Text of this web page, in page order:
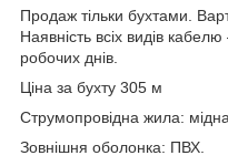
Продаж тільки бухтами.
Наявність всіх видів
робочих днів.
Ціна за бухту 305 м
Струмопровідна жила:
Зовнішня оболонка: ПВХ.